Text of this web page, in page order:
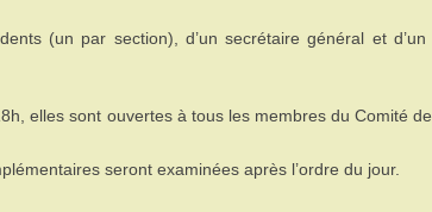
(un par section), d’un secrétaire général et d’un
elles sont ouvertes à tous les membres du Comité
seront examinées après l’ordre du jour.